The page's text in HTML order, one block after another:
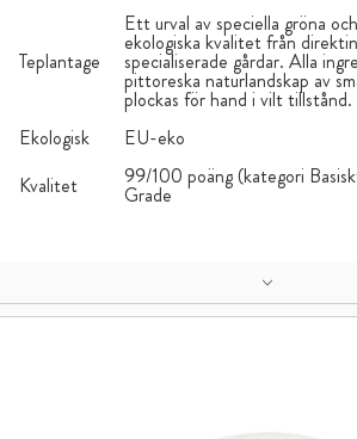
Teplantage
Ett urval av speciella gröna
ekologiska kvalitet från
specialiserade gårdar. Alla
pittoreska naturlandskap av
plockas för hand i vilt tillstånd.
Ekologisk
EU-eko
Kvalitet
99/100 poäng (kategori
Grade